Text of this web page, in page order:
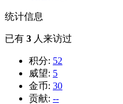
统计信息
已有 3 人来访过
积分: 52
威望: 5
金币: 30
贡献: --